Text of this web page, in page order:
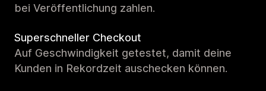
bei Veröffentlichung zahlen.
Superschneller Checkout
Auf Geschwindigkeit getestet, damit deine
Kunden in Rekordzeit auschecken können.